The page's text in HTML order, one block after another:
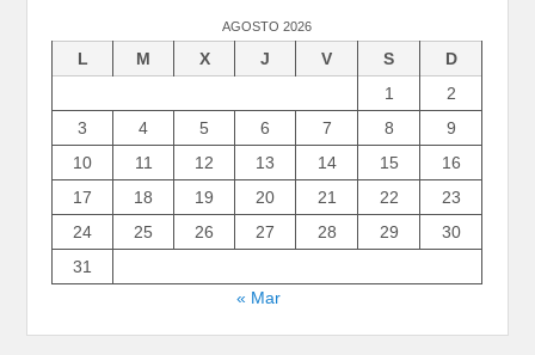
AGOSTO 2026
L M X J V S
D
1
2
3
4 5 6 7 8
9
10
11 12 13 14 15
16
17
18 19 20 21 22
23
24
25 26 27 28 29
30
31
« Mar